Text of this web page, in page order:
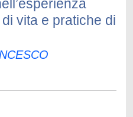
vita e pratiche di